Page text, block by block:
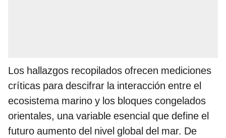
Los hallazgos recopilados ofrecen mediciones
críticas para descifrar la interacción entre el
ecosistema marino y los bloques congelados
orientales, una variable esencial que define el
futuro aumento del nivel global del mar. De